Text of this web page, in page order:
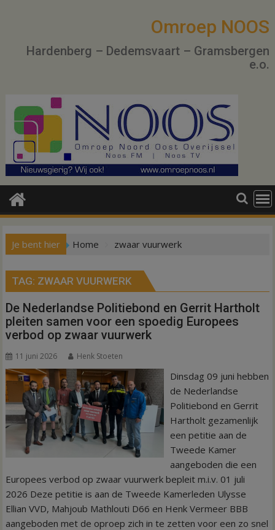
Omroep NOOS
Hardenberg – Dedemsvaart – Gramsbergen
e.o.
Je bent hier Home zwaar vuurwerk
TAG: ZWAAR VUURWERK
De Nederlandse Politiebond en Gerrit Hartholt
pleiten samen voor een spoedig Europees
verbod op zwaar vuurwerk
11 juni 2026 Henk Stoeten
Dinsdag 09 juni hebben
de Nederlandse
Politiebond en Gerrit
Hartholt gezamenlijk
een petitie aan de
Tweede Kamer
aangeboden die een
Europees verbod op zwaar vuurwerk bepleit m.i.v. 01 juli
2026 Deze petitie is aan de Tweede Kamerleden Ulysse
Ellian VVD, Mahjoub Mathlouti D66 en Henk Vermeer BBB
aangeboden met de oproep zich in te zetten voor een zo snel